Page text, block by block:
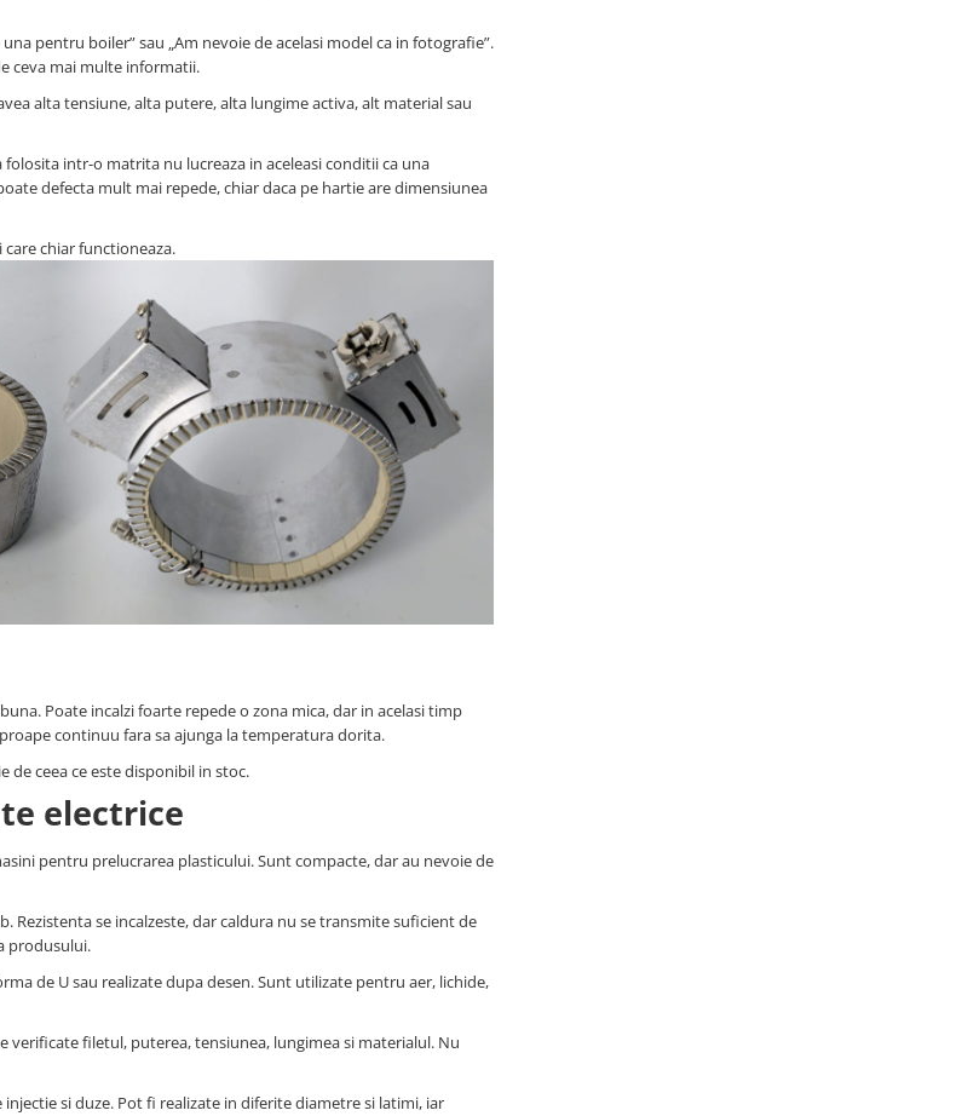
pentru boiler” sau „Am nevoie de acelasi model ca in fotografie”.
ceva mai multe informatii.
alta tensiune, alta putere, alta lungime activa, alt material sau
intr-o matrita nu lucreaza in aceleasi conditii ca una
defecta mult mai repede, chiar daca pe hartie are dimensiunea
chiar functioneaza.
Poate incalzi foarte repede o zona mica, dar in acelasi timp
continuu fara sa ajunga la temperatura dorita.
de ceea ce este disponibil in stoc.
electrice
pentru prelucrarea plasticului. Sunt compacte, dar au nevoie de
Rezistenta se incalzeste, dar caldura nu se transmite suficient de
produsului.
de U sau realizate dupa desen. Sunt utilizate pentru aer, lichide,
verificate filetul, puterea, tensiunea, lungimea si materialul. Nu
si duze. Pot fi realizate in diferite diametre si latimi, iar